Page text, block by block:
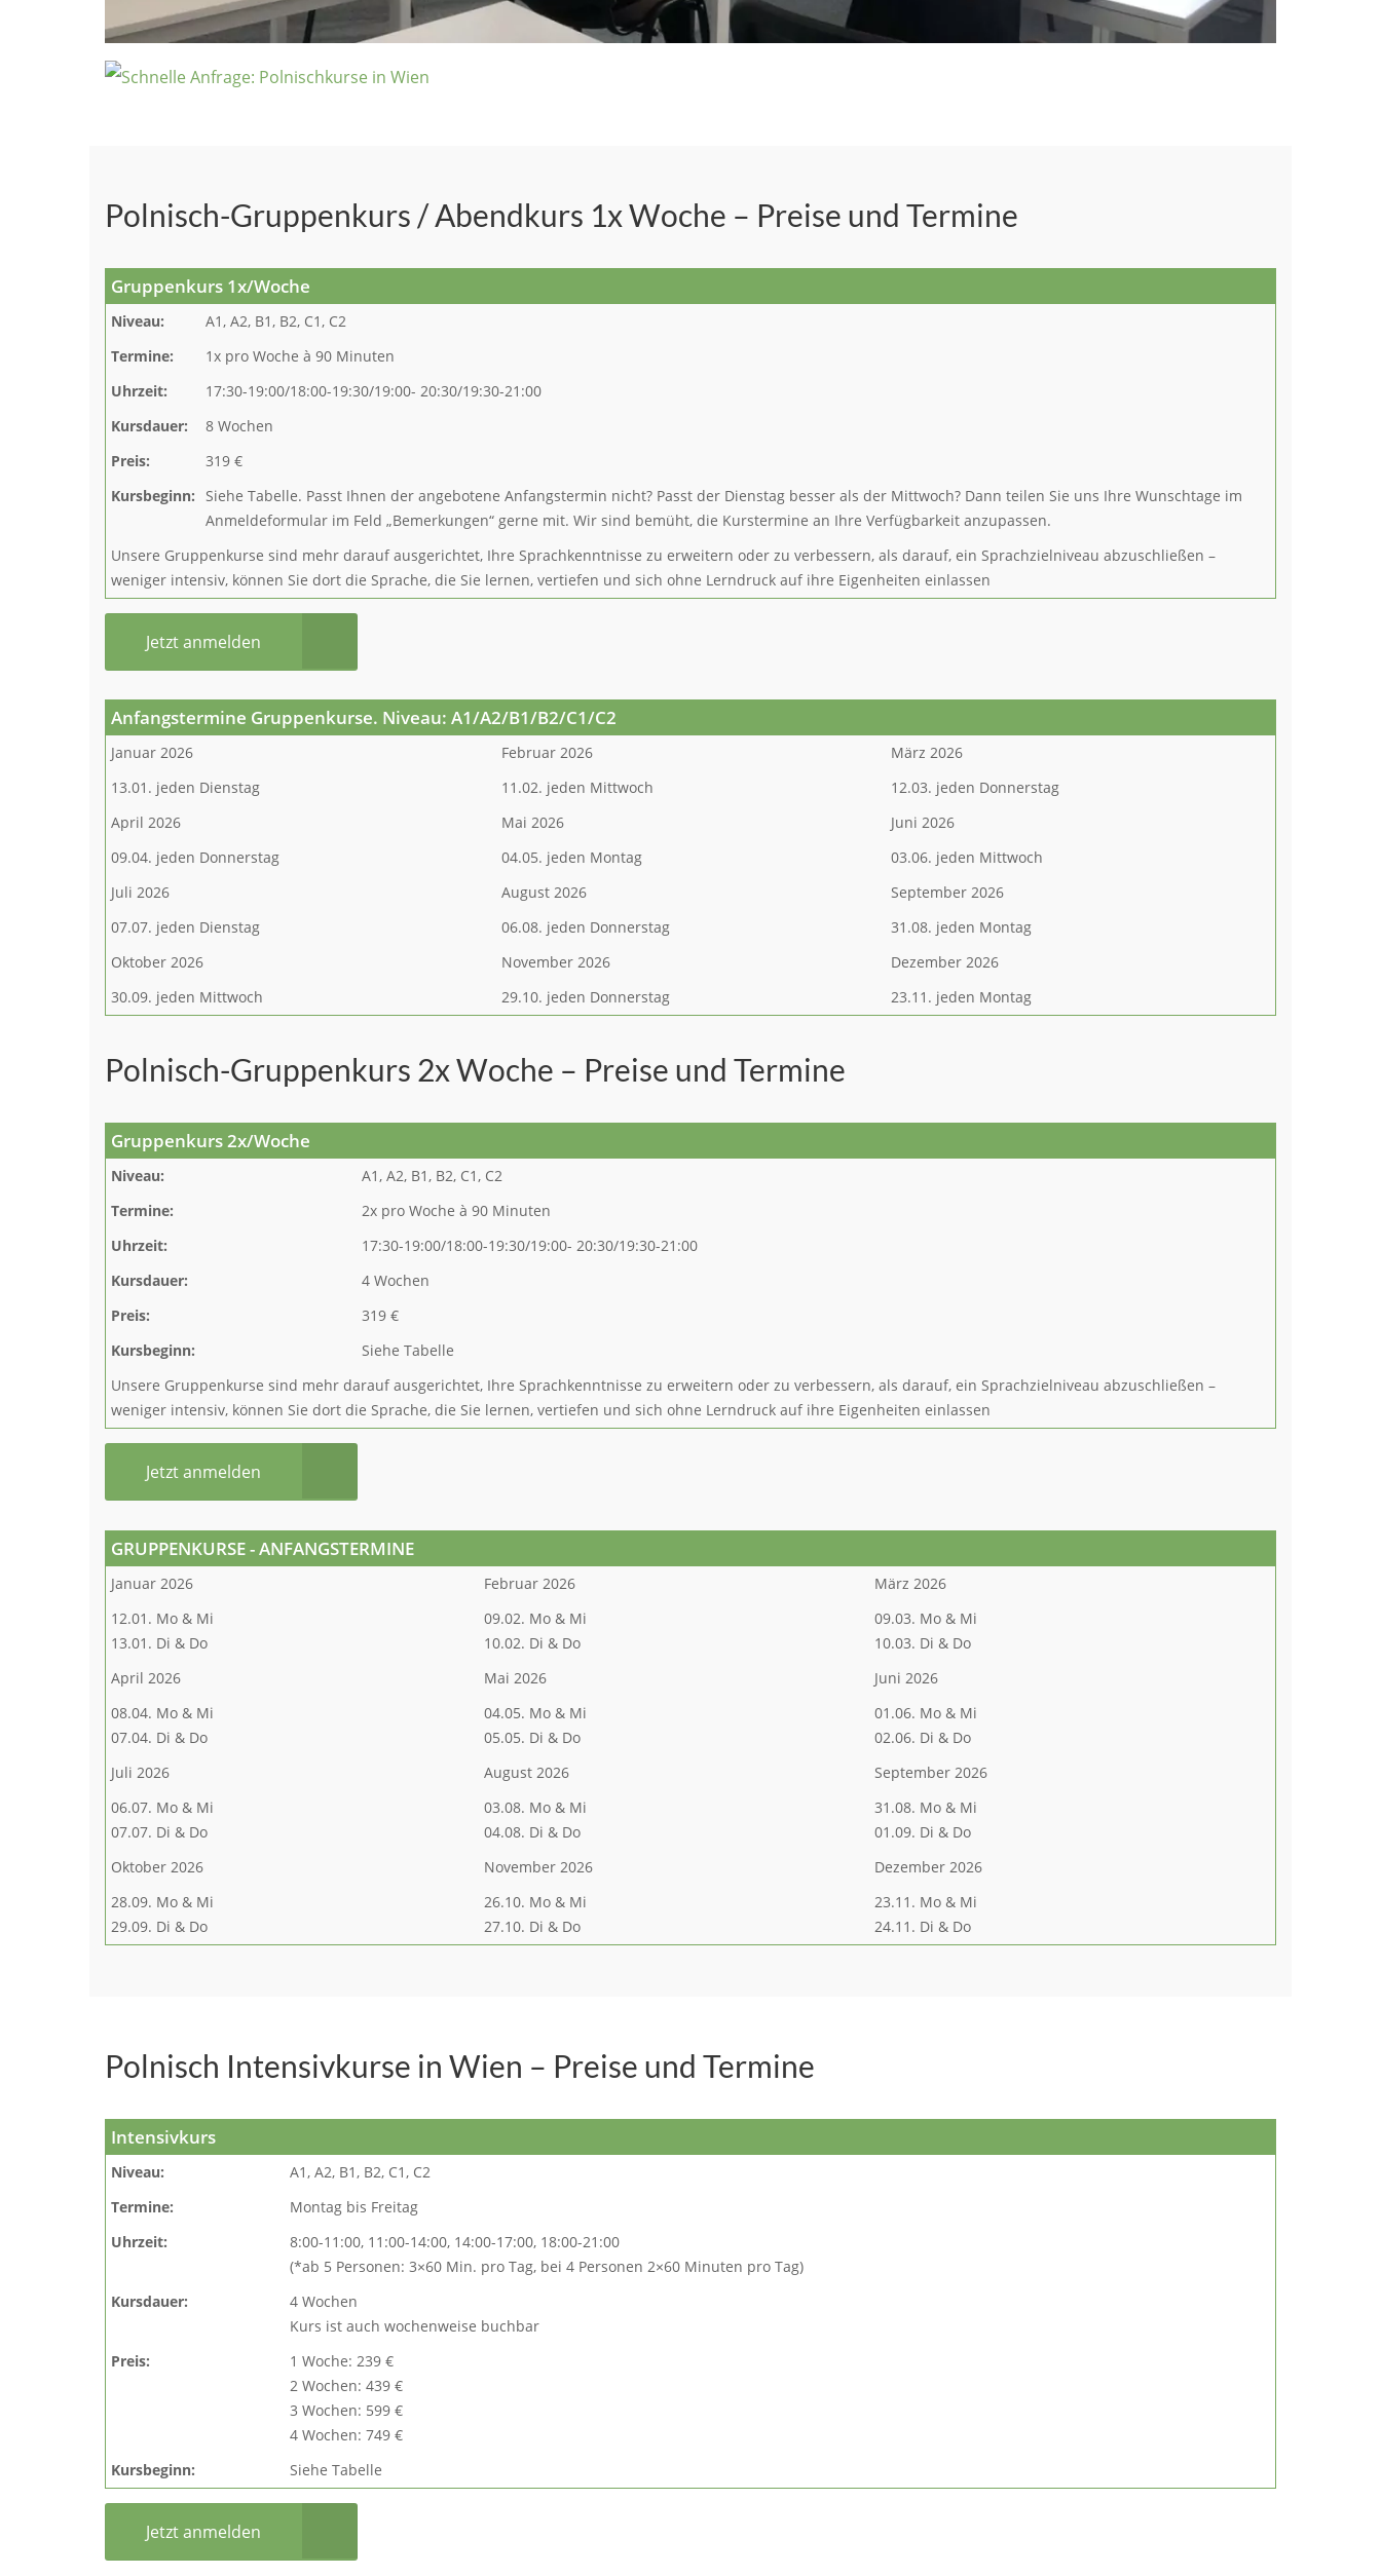
Polnisch-Gruppenkurs / Abendkurs 1x Woche – Preise und Termine
Gruppenkurs 1x/Woche
Niveau:
A1, A2, B1, B2, C1, C2
Termine:
1x pro Woche à 90 Minuten
Uhrzeit:
17:30-19:00/18:00-19:30/19:00- 20:30/19:30-21:00
Kursdauer:
8 Wochen
Preis:
319 €
Kursbeginn:
Siehe Tabelle. Passt Ihnen der angebotene Anfangstermin nicht? Passt der Dienstag besser als der Mittwoch? Dann teilen Sie uns Ihre Wunschtage im
Anmeldeformular im Feld „Bemerkungen“ gerne mit. Wir sind bemüht, die Kurstermine an Ihre Verfügbarkeit anzupassen.
Unsere Gruppenkurse sind mehr darauf ausgerichtet, Ihre Sprachkenntnisse zu erweitern oder zu verbessern, als darauf, ein Sprachzielniveau abzuschließen –
weniger intensiv, können Sie dort die Sprache, die Sie lernen, vertiefen und sich ohne Lerndruck auf ihre Eigenheiten einlassen
Jetzt anmelden
Anfangstermine Gruppenkurse. Niveau: A1/A2/B1/B2/C1/C2
Januar 2026 Februar 2026
März 2026
13.01. jeden Dienstag
11.02. jeden Mittwoch
12.03. jeden Donnerstag
April 2026
Mai 2026
Juni 2026
09.04. jeden Donnerstag
04.05. jeden Montag
03.06. jeden Mittwoch
Juli 2026
August 2026
September 2026
07.07. jeden Dienstag
06.08. jeden Donnerstag
31.08. jeden Montag
Oktober 2026
November 2026
Dezember 2026
30.09. jeden Mittwoch
29.10. jeden Donnerstag 23.11. jeden Montag
Polnisch-Gruppenkurs 2x Woche – Preise und Termine
Gruppenkurs 2x/Woche
Niveau:
A1, A2, B1, B2, C1, C2
Termine:
2x pro Woche à 90 Minuten
Uhrzeit:
17:30-19:00/18:00-19:30/19:00- 20:30/19:30-21:00
Kursdauer:
4 Wochen
Preis:
319 €
Kursbeginn:
Siehe Tabelle
Unsere Gruppenkurse sind mehr darauf ausgerichtet, Ihre Sprachkenntnisse zu erweitern oder zu verbessern, als darauf, ein Sprachzielniveau abzuschließen –
weniger intensiv, können Sie dort die Sprache, die Sie lernen, vertiefen und sich ohne Lerndruck auf ihre Eigenheiten einlassen
Jetzt anmelden
GRUPPENKURSE - ANFANGSTERMINE
Januar 2026 Februar 2026
März 2026
12.01. Mo & Mi
13.01. Di & Do
09.02. Mo & Mi
10.02. Di & Do
09.03. Mo & Mi
10.03. Di & Do
April 2026
Mai 2026
Juni 2026
08.04. Mo & Mi
07.04. Di & Do
04.05. Mo & Mi
05.05. Di & Do
01.06. Mo & Mi
02.06. Di & Do
Juli 2026
August 2026
September 2026
06.07. Mo & Mi
07.07. Di & Do
03.08. Mo & Mi
04.08. Di & Do
31.08. Mo & Mi
01.09. Di & Do
Oktober 2026
November 2026
Dezember 2026
28.09. Mo & Mi
29.09. Di & Do
26.10. Mo & Mi
27.10. Di & Do
23.11. Mo & Mi
24.11. Di & Do
Polnisch Intensivkurse in Wien – Preise und Termine
Intensivkurs
Niveau:
A1, A2, B1, B2, C1, C2
Termine:
Montag bis Freitag
Uhrzeit:
8:00-11:00, 11:00-14:00, 14:00-17:00, 18:00-21:00
(*ab 5 Personen: 3×60 Min. pro Tag, bei 4 Personen 2×60 Minuten pro Tag)
Kursdauer:
4 Wochen
Kurs ist auch wochenweise buchbar
Preis:
1 Woche: 239 €
2 Wochen: 439 €
3 Wochen: 599 €
4 Wochen: 749 €
Kursbeginn:
Siehe Tabelle
Jetzt anmelden